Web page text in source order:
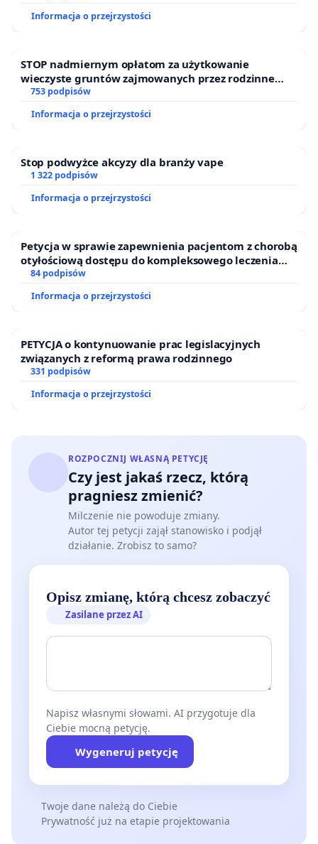
Informacja o przejrzystości
STOP nadmiernym opłatom za użytkowanie
wieczyste gruntów zajmowanych przez rodzinne
ogrody działkowe.
753 podpisów
Informacja o przejrzystości
Stop podwyżce akcyzy dla branży vape
1 322 podpisów
Informacja o przejrzystości
Petycja w sprawie zapewnienia pacjentom z chorobą
otyłościową dostępu do kompleksowego leczenia
oraz programów profilaktycznych.
84 podpisów
Informacja o przejrzystości
PETYCJA o kontynuowanie prac legislacyjnych
związanych z reformą prawa rodzinnego
331 podpisów
Informacja o przejrzystości
ROZPOCZNIJ WŁASNĄ PETYCJĘ
Czy jest jakaś rzecz, którą
pragniesz zmienić?
Milczenie nie powoduje zmiany.
Autor tej petycji zajął stanowisko i podjął
działanie. Zrobisz to samo?
Opisz zmianę, którą chcesz zobaczyć
Zasilane przez AI
Napisz własnymi słowami. AI przygotuje dla
Ciebie mocną petycję.
Wygeneruj petycję
Twoje dane należą do Ciebie
Prywatność już na etapie projektowania